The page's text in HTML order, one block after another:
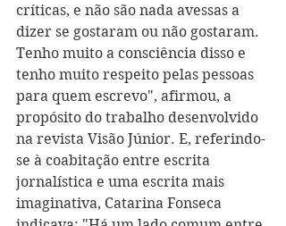
críticas, e não são nada avessas a
dizer se gostaram ou não gostaram.
Tenho muito a consciência disso e
tenho muito respeito pelas pessoas
para quem escrevo", afirmou, a
propósito do trabalho desenvolvido
na revista Visão Júnior. E, referindo-
se à coabitação entre escrita
jornalística e uma escrita mais
imaginativa, Catarina Fonseca